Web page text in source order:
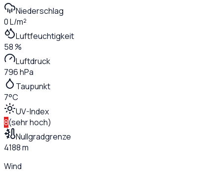
Niederschlag
0 L/m²
Luftfeuchtigkeit
58 %
Luftdruck
796 hPa
Taupunkt
7°C
UV-Index
8(sehr hoch)
Nullgradgrenze
4188 m
Wind